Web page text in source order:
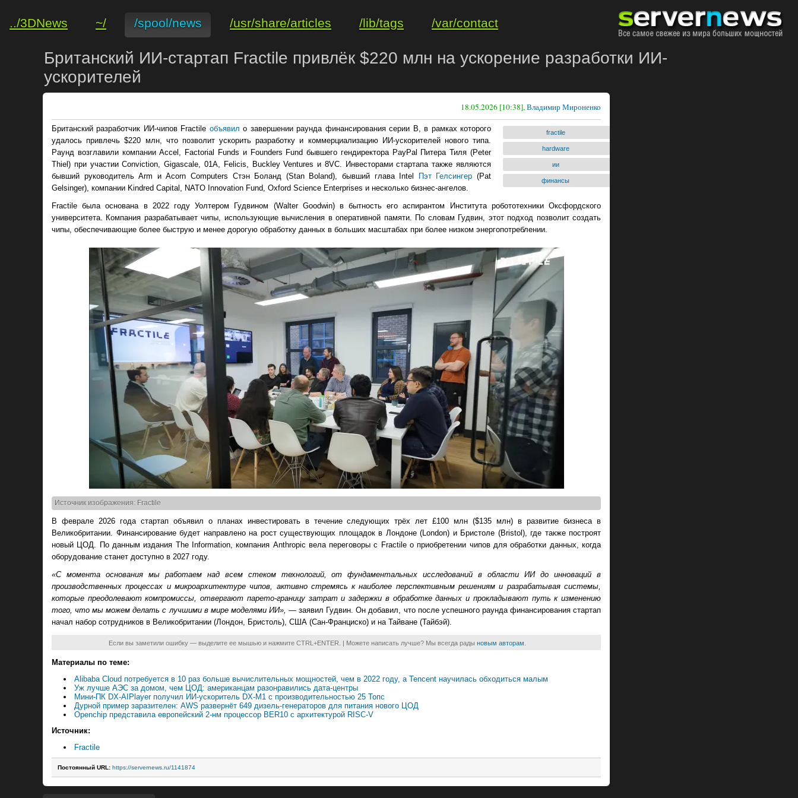
../3DNews ~/ /spool/news /usr/share/articles /lib/tags /var/contact
Британский ИИ-стартап Fractile привлёк $220 млн на ускорение разработки ИИ-
ускорителей
18.05.2026 [10:38],Владимир Мироненко
fractile
hardware
ии
финансы
Британский разработчик ИИ-чипов Fractile объявил о завершении раунда финансирования серии B, в рамках которого
удалось привлечь $220 млн, что позволит ускорить разработку и коммерциализацию ИИ-ускорителей нового типа.
Раунд возглавили компании Accel, Factorial Funds и Founders Fund бывшего гендиректора PayPal Питера Тиля (Peter
Thiel) при участии Conviction, Gigascale, 01A, Felicis, Buckley Ventures и 8VC. Инвесторами стартапа также являются
бывший руководитель Arm и Acorn Computers Стэн Боланд (Stan Boland), бывший глава Intel
Пэт Гелсингер (Pat
Gelsinger), компании Kindred Capital, NATO Innovation Fund, Oxford Science Enterprises и несколько бизнес-ангелов.
Fractile была основана в 2022 году Уолтером Гудвином (Walter Goodwin) в бытность его аспирантом Института робототехники Оксфордского
университета. Компания разрабатывает чипы, использующие вычисления в оперативной памяти. По словам Гудвин, этот подход позволит создать
чипы, обеспечивающие более быструю и менее дорогую обработку данных в больших масштабах при более низком энергопотреблении.
Источник изображения: Fractile
В феврале 2026 года стартап объявил о планах инвестировать в течение следующих трёх лет £100 млн ($135 млн) в развитие бизнеса в
Великобритании. Финансирование будет направлено на рост существующих площадок в Лондоне (London) и Бристоле (Bristol), где также построят
новый ЦОД. По данным издания The Information, компания Anthropic вела переговоры с Fractile о приобретении чипов для обработки данных, когда
оборудование станет доступно в 2027 году.
«С момента основания мы работаем над всем стеком технологий, от фундаментальных исследований в области ИИ до инноваций в
производственных процессах и микроархитектуре чипов, активно стремясь к наиболее перспективным решениям и разрабатывая системы,
которые преодолевают компромиссы, отвергают парето-границу затрат и задержки в обработке данных и прокладывают путь к изменению
того, что мы можем делать с лучшими в мире моделями ИИ»,— заявил Гудвин. Он добавил, что после успешного раунда финансирования стартап
начал набор сотрудников в Великобритании (Лондон, Бристоль), США (Сан-Франциско) и на Тайване (Тайбэй).
Если вы заметили ошибку — выделите ее мышью и нажмите CTRL+ENTER. | Можете написать лучше? Мы всегда рады новым авторам
Материалы по теме:
Alibaba Cloud потребуется в 10 раз больше вычислительных мощностей, чем в 2022 году, а Tencent научилась обходиться малым
Уж лучше АЭС за домом, чем ЦОД: американцам разонравились дата-центры
Мини-ПК DX-AIPlayer получил ИИ-ускоритель DX-M1 с производительностью 25 Топс
Дурной пример заразителен: AWS развернёт 649 дизель-генераторов для питания нового ЦОД
Openchip представила европейский 2-нм процессор BER10 с архитектурой RISC-V
Источник:
Fractile
Постоянный URL: https://servernews.ru/1141874